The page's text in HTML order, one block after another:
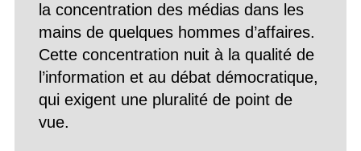
la concentration des médias dans les
mains de quelques hommes d’affaires.
Cette concentration nuit à la qualité de
l’information et au débat démocratique,
qui exigent une pluralité de point de
vue.